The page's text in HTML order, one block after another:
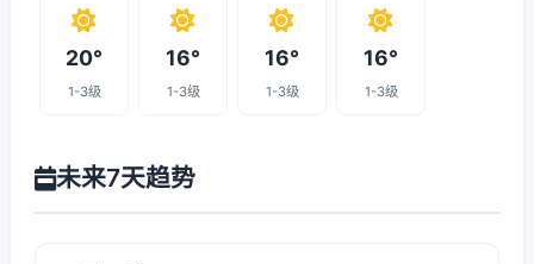
20°
1-3级
16°
1-3级
16°
1-3级
16°
1-3级
未来7天趋势